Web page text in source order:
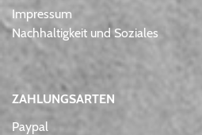
Impressum
Nachhaltigkeit und Soziales
ZAHLUNGSARTEN
Paypal